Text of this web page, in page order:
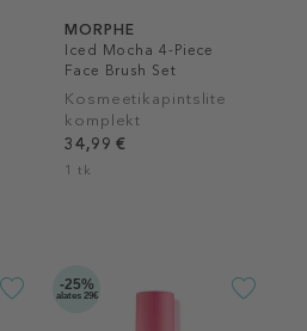
MORPHE
Iced Mocha 4-Piece
Face Brush Set
Kosmeetikapintslite
komplekt
34,99 €
1 tk
-25%
alates 29€